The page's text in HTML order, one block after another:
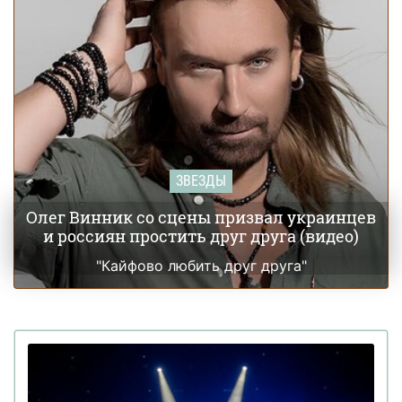
ЗВЕЗДЫ
Олег Винник со сцены призвал украинцев
и россиян простить друг друга (видео)
"Кайфово любить друг друга"